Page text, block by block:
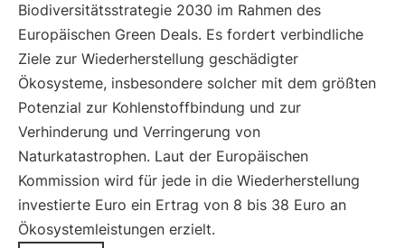
Biodiversitätsstrategie 2030 im Rahmen des
Europäischen Green Deals. Es fordert verbindliche
Ziele zur Wiederherstellung geschädigter
Ökosysteme, insbesondere solcher mit dem größten
Potenzial zur Kohlenstoffbindung und zur
Verhinderung und Verringerung von
Naturkatastrophen. Laut der Europäischen
Kommission wird für jede in die Wiederherstellung
investierte Euro ein Ertrag von 8 bis 38 Euro an
Ökosystemleistungen erzielt.